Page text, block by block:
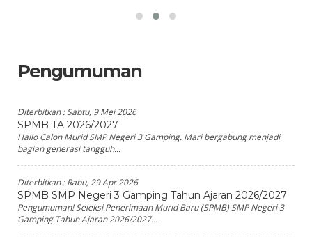
Pengumuman
Diterbitkan :Sabtu, 9 Mei 2026
SPMB TA 2026/2027
Hallo Calon Murid SMP Negeri 3 Gamping. Mari bergabung menjadi
bagian generasi tangguh...
Diterbitkan :Rabu, 29 Apr 2026
SPMB SMP Negeri 3 Gamping Tahun Ajaran 2026/2027
Pengumuman! Seleksi Penerimaan Murid Baru (SPMB) SMP Negeri 3
Gamping Tahun Ajaran 2026/2027...